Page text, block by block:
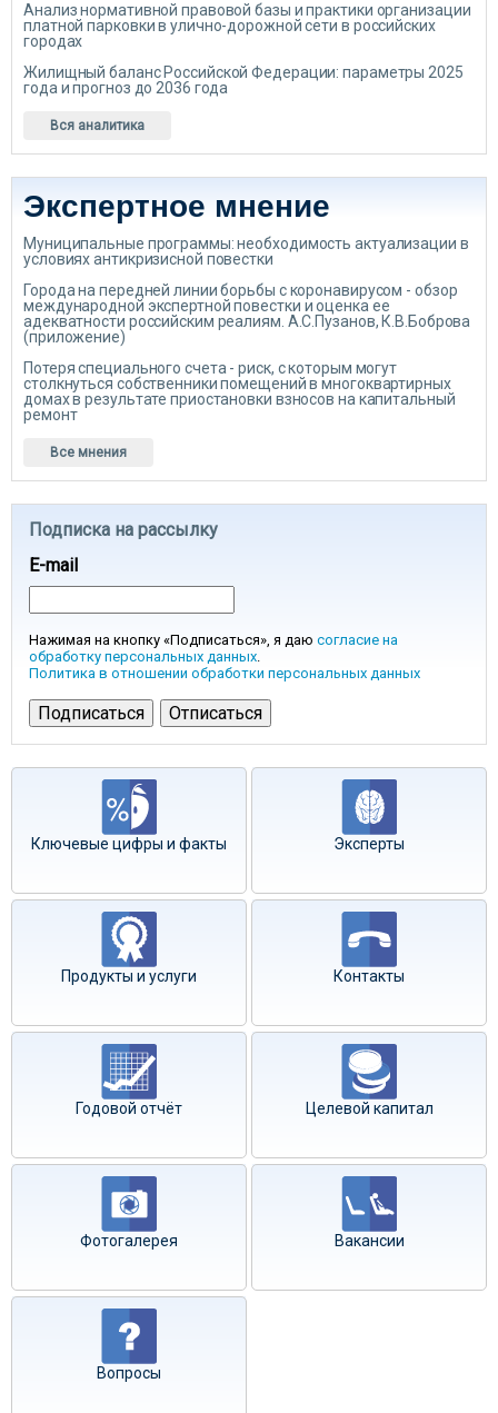
Анализ нормативной правовой базы и практики организации
платной парковки в улично-дорожной сети в российских
городах
Жилищный баланс Российской Федерации: параметры 2025
года и прогноз до 2036 года
Вся аналитика
Экспертное мнение
Муниципальные программы: необходимость актуализации в
условиях антикризисной повестки
Города на передней линии борьбы с коронавирусом - обзор
международной экспертной повестки и оценка ее
адекватности российским реалиям. А.С.Пузанов, К.В.Боброва
(приложение)
Потеря специального счета - риск, с которым могут
столкнуться собственники помещений в многоквартирных
домах в результате приостановки взносов на капитальный
ремонт
Все мнения
Подписка на рассылку
E-mail
Нажимая на кнопку «Подписаться», я даю согласие на
обработку персональных данных.
Политика в отношении обработки персональных данных
Ключевые цифры и факты Эксперты
Продукты и услуги Контакты
Годовой отчёт Целевой капитал
Фотогалерея Вакансии
Вопросы